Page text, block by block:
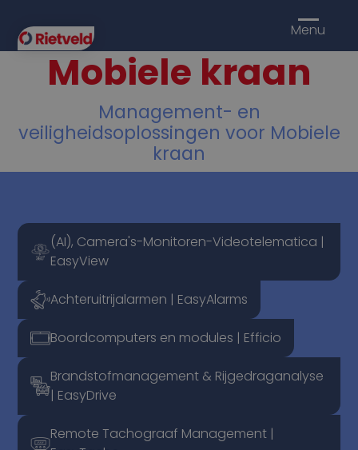
Menu
Mobiele kraan
Management- en
veiligheidsoplossingen voor Mobiele
kraan
(AI), Camera's-Monitoren-Videotelematica |
EasyView
Achteruitrijalarmen | EasyAlarms
Boordcomputers en modules | Efficio
Brandstofmanagement & Rijgedraganalyse
| EasyDrive
Remote Tachograaf Management |